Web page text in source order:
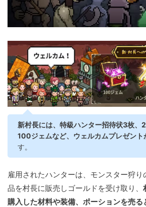
新村長には、特級ハンター招待状3枚、
100ジェムなど、ウェルカムプレゼント
す。
雇用されたハンターは、モンスター狩
品を村長に販売しゴールドを受け取り、
購入した材料や装備、ポーションを売る